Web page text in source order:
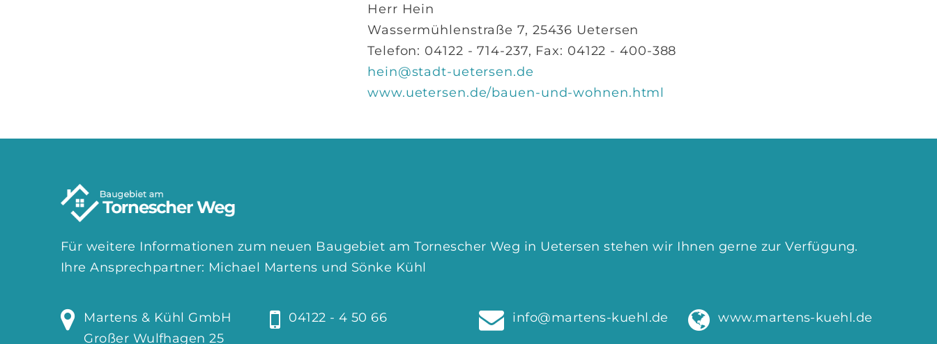
Herr Hein
Wassermühlenstraße 7, 25436 Uetersen
Telefon: 04122 - 714-237, Fax: 04122 - 400-388
hein@stadt-uetersen.de
www.uetersen.de/bauen-und-wohnen.html
Für weitere Informationen zum neuen Baugebiet am Tornescher Weg in Uetersen stehen wir Ihnen gerne zur Verfügung.
Ihre Ansprechpartner: Michael Martens und Sönke Kühl
Martens & Kühl GmbH
Großer Wulfhagen 25
04122 - 4 50 66 info@martens-kuehl.de www.martens-kuehl.de